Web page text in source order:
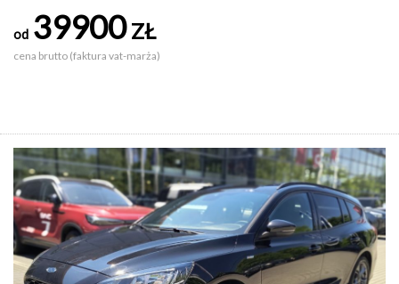
od 39900ZŁ
cena brutto (faktura vat-marża)